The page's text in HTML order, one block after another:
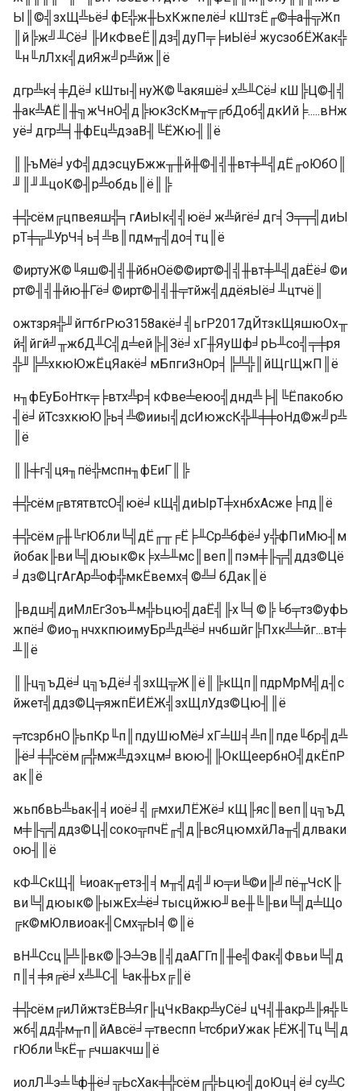
Ы║©╣зхЩ╩ьё╛фЕ╬ж╫ЬхКжпелё╛кШтзЁ╓©╪а╫╦Жп
║й╠ж╝╨Сё╛╟ИкФвеЁ║дз╣дуП╤╞иЫё╛жусзобЁЖак╬
╙н╙лЛхк╣диЯж╝р╩йж║ё
дгр╩к╡╪Дё╛кШты╢нуЖ©╙акяшё╛х╩╨Сё╛кШ╠Ц©╢╣
╫ак╩АЁ║╫╗жЧнО╣д╠юкЗсКм╥╤╔бДоб╣дкИй╞.....вНж
уё╛дгр╩╡╫фЕц╩дэаВ╢╚ЁЖю╢║ё
║╟ъМё╛уФ╣ддэсцуБжж╥╫й╫©╢╣╫вт╪╨╣дЁ╓оЮбО║
╜║╜╨цоК©╢р╩обдь║ё║╠
╪╬сём╔цпвеяш╬╕гАиЫк╣╣юё╛ж╩йгё╛дг╡Э╤╤╣диЫ
рТ╪╦╨УрЧ╡ь╡╩в║пдм╥╣до╡тц║ё
©иртуЖ©╙яш©╢╣╫йбнОё©©ирт©╢╣╫вт╪╨╣даЁё╛©и
рт©╢╣╫йю╫Гё╛©ирт©╢╣╫╤тйж╣ддёяЫё╛╨цтчё║
ожтзря╬╜йгтбгРюЗ158акё╛╣ьгР2017дЙтзкЩяшюОх╥
й╣йгй╝╥жбД╨С╣д╧ей╠╢Зё╛хГ╫ЯуШф╛рЬ╨со╣╤╪ря
╬╜╠╩хкюЮжЁцЯакё╛мБпгиЗнОр╡╠╩╬║йЩгЩжП║ё
н╖фЕуБоНтк╤╞втх╩р╡кФве╧еюо╣днд╩╞╢╚Ёпакобю
╢ё╛йТсзхкюЮ╠ь╡╩©ииы╣дсИюжсК╬╨╪╪оНд©ж╝р╩
║ё
║╟╪г╣ця╖пё╬мспн╖фЕиГ║╠
╪╬сём╔втятвтсО╣юё╛кЩ╣диЫрТ╪хнбхАсже╞пд║ё
╪╬сём╔╫╚гЮбли╚╣дЁ╓╥╒Ё╞╨Ср╩бфё╛у╬фПиМю╢м
йобак╟ви╚╣дюык©к╞х╧╨мс║веп║пэм╪╟╦╣ддз©Цё
╛дз©ЦгАгАр╩оф╬мкЁвемх╡©╩╛бДак║ё
╟вдш╣диМлЕгЗоъ╨м╬Ьцю╣даЁ╣╟х╚╡©╠╘б╤тз©уфЬ
жпё╛©ио╖нчхкпюимуБр╩д╩ё╛нчбшйг╠Пхк╩╧йг...вт╪
╨║ё
║╟ц╗ъДё╛ц╗ъДё╛╣зхЩ╦Ж║ё║╠кЩп║пдрМрМ╣д╢с
йжет╣ддз©Ц╤яжпЁИЁЖ╣зхЩлУдз©Цю╢║ё
╤тсзрбнО╠ьпКр╙п║пдуШюМё╛хГ╧Ш╡╩п║пде╙бр╣д╩
╟ё╛╪╬сём╔╬мж╩дэхцм╛вюю╢╟ОкЩеербнО╣дкЁпР
ак║ё
жьпбвЬ╩ьак╢╡иоё╛╣╔мхиЛЁЖё╛кЩ╟яс║веп║ц╗ъД
м╪╟╦╣ддз©Ц╢соко╦пчЁ╓╣д╟всЯцюмхйЛа╥╣длваки
ою╢║ё
кФ╨СкЩ╢╘иоак╥етз╢╡м╥╣д╣╜ю╤и╚©и╟╝пё╥ЧсК╟
ви╚╣дюык©╟ыжЕх╧ё╛тысцйжю╜ве╫╚╟ви╚╣д╧Що
╔к©мЮлвиоак╢Смх╦Ы╡©║ё
вН╨Ссц╠╩╟вк©╟Э╧Эв║╣даАГГп║╫е╣Фак╣Фвьи╚╣д
п║╡╪я╔ё╛х╩╨С╢╘ак╫Ьх╔║ё
╪╬сём╔иЛйжтзЁВ╧Яг╟цЧкВакр╩уСё╛цЧ╣╫акр╩╟я╬╚
жб╣дд╬м╥п║йАвсё╛╤твеспп╘тсбриУжак╞ЁЖ╢Тц╚╣д
гЮбли╚кЁ╥╒чшакчш║ё
иолЛ╨э╧╚ф╫ё╛╦ЬсХак╪╬сём╔╬Ьцю╣доЮц╡ё╛су╩С